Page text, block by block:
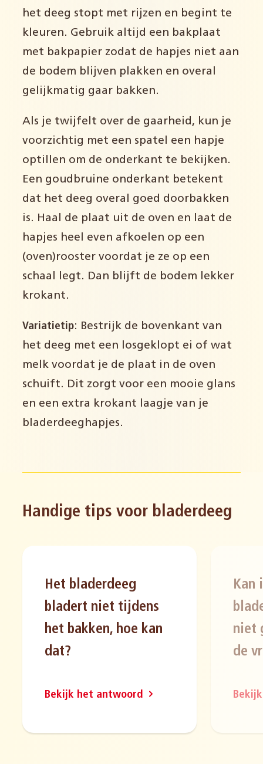
het deeg stopt met rijzen en begint te
kleuren. Gebruik altijd een bakplaat
met bakpapier zodat de hapjes niet aan
de bodem blijven plakken en overal
gelijkmatig gaar bakken.
Als je twijfelt over de gaarheid, kun je
voorzichtig met een spatel een hapje
optillen om de onderkant te bekijken.
Een goudbruine onderkant betekent
dat het deeg overal goed doorbakken
is. Haal de plaat uit de oven en laat de
hapjes heel even afkoelen op een
(oven)rooster voordat je ze op een
schaal legt. Dan blijft de bodem lekker
krokant.
Variatietip: Bestrijk de bovenkant van
het deeg met een losgeklopt ei of wat
melk voordat je de plaat in de oven
schuift. Dit zorgt voor een mooie glans
en een extra krokant laagje van je
bladerdeeghapjes.
Handige tips voor bladerdeeg
Het bladerdeeg
bladert niet tijdens
het bakken, hoe kan
dat?
Bekijk het antwoord
Kan
niet
de